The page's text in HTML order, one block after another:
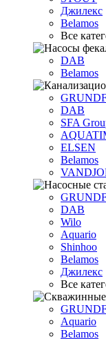
Джилекс
Belamos
Все
DAB
Belamos
DAB
SFA
ELSEN
Belamos
DAB
Wilo
Aquario
Shinhoo
Belamos
Джилекс
Все
Aquario
Belamos